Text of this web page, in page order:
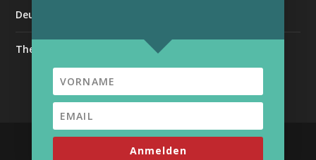
Deutsche Stiftung für chronisch Kranke
The Medical Futurist
Entworfen von | Unterstützt von
WordPress
Anmelden